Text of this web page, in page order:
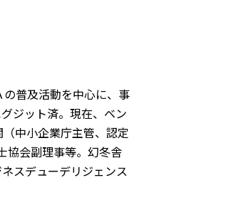
普及活動を中心に、事
ジット済。現在、ベン
中小企業庁主管、認定
協会副理事等。幻冬舎
スデューデリジェンス